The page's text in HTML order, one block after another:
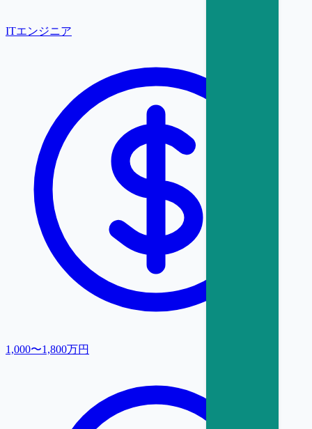
ITエンジニア
1,000〜1,800万円